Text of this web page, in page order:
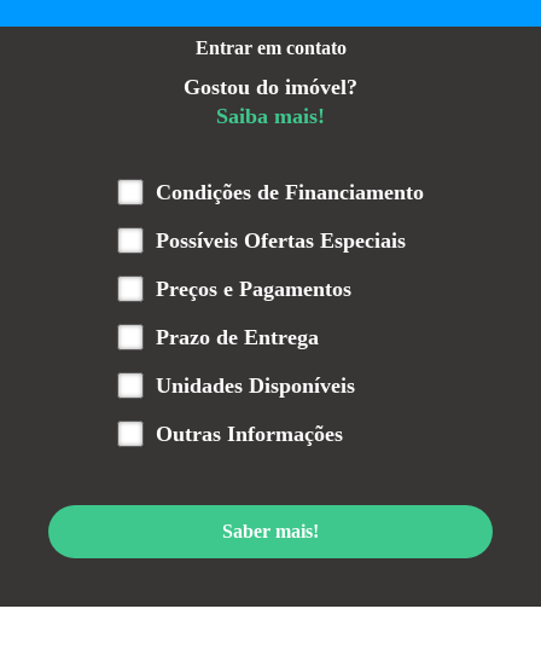
Entrar em contato
Gostou do imóvel?
Saiba mais!
Condições de Financiamento
Possíveis Ofertas Especiais
Preços e Pagamentos
Prazo de Entrega
Unidades Disponíveis
Outras Informações
Saber mais!